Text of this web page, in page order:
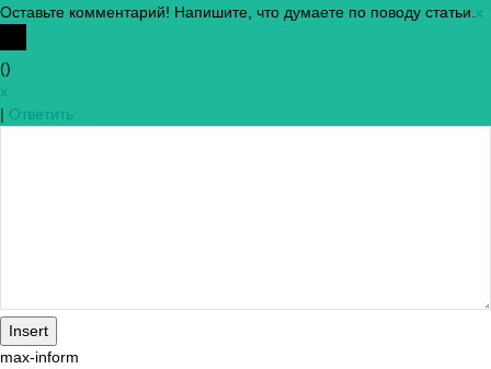
Оставьте комментарий! Напишите, что думаете по поводу статьи. x
()
x
| Ответить
Insert
max-inform